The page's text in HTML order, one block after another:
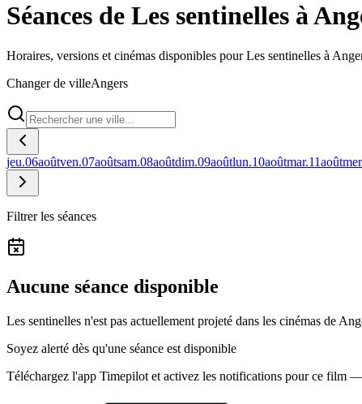
Séances de Les sentinelles à
Horaires, versions et cinémas disponibles pour Les sentinelles à
Changer de villeAngers
jeu.06aoûtven.07aoûtsam.08aoûtdim.09aoûtlun.10aoûtmar.11août
Filtrer les séances
Aucune séance disponible
Les sentinelles n'est pas actuellement projeté dans les cinémas de
Soyez alerté dès qu'une séance est disponible
Téléchargez l'app Timepilot et activez les notifications pour ce film